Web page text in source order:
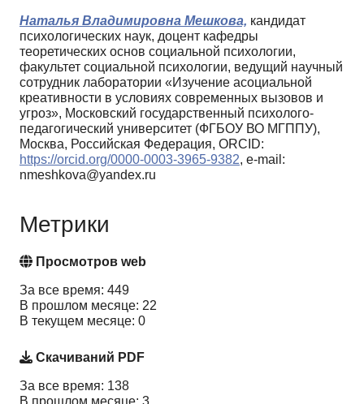
Наталья Владимировна Мешкова, кандидат
психологических наук, доцент кафедры
теоретических основ социальной психологии,
факультет социальной психологии, ведущий научный
сотрудник лаборатории «Изучение асоциальной
креативности в условиях современных вызовов и
угроз», Московский государственный психолого-
педагогический университет (ФГБОУ ВО МГППУ),
Москва, Российская Федерация, ORCID:
https://orcid.org/0000-0003-3965-9382, e-mail:
nmeshkova@yandex.ru
Метрики
Просмотров web
За все время: 449
В прошлом месяце: 22
В текущем месяце: 0
Скачиваний PDF
За все время: 138